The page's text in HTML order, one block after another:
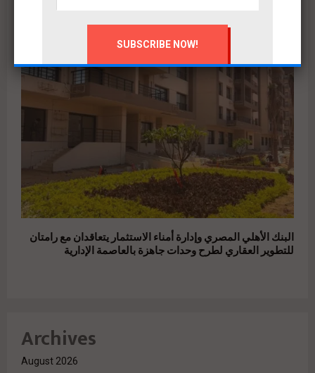
البنك الأهلي المصري وإدارة أمناء الاستثمار يتعاقدان مع رامتان
للتطوير العقاري لطرح وحدات جاهزة بالعاصمة الإدارية
Archives
August 2026